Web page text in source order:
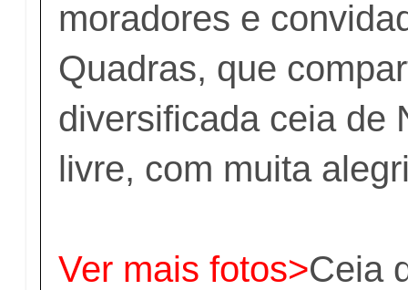
moradores e
Quadras, que
diversificada ceia de
livre, com muita
Ver mais fotos>Ceia